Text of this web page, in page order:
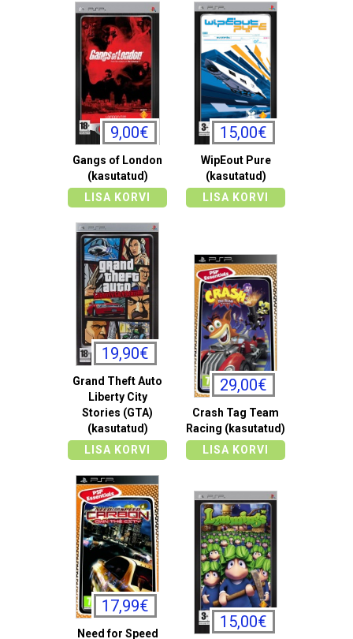
9,00€
Gangs of London
(kasutatud)
LISA KORVI
15,00€
WipEout Pure
(kasutatud)
LISA KORVI
19,90€
Grand Theft Auto
Liberty City
Stories (GTA)
(kasutatud)
LISA KORVI
29,00€
Crash Tag Team
Racing (kasutatud)
LISA KORVI
17,99€
Need for Speed
15,00€